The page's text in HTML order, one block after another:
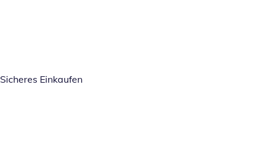
Sicheres Einkaufen